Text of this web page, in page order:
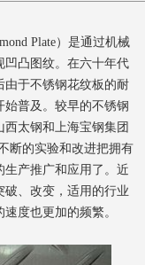
Plate）是通过机械
凹凸图纹。在六十年代
由于不锈钢花纹板的耐
普及。较早的不锈钢
太钢和上海宝钢集团
断的实验和改进把拥有
生产推广和应用了。近
破、改变，适用的行业
度也更加的频繁。